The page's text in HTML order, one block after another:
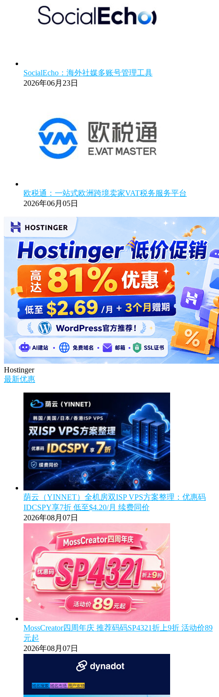
SocialEcho：海外社媒多账号管理工具
2026年06月23日
欧税通：一站式欧洲跨境卖家VAT税务服务平台
2026年06月05日
Hostinger
最新优惠
荫云（YINNET）全机房双ISP VPS方案整理：优惠码
IDCSPY享7折 低至$4.20/月 续费同价
2026年08月07日
MossCreator四周年庆 推荐码码SP4321折上9折 活动价89
元起
2026年08月07日